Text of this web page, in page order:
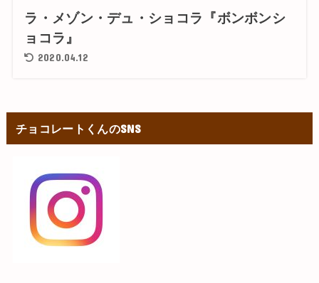
ラ・メゾン・デュ・ショコラ『ボンボンシ
ョコラ』
2020.04.12
チョコレートくんのSNS